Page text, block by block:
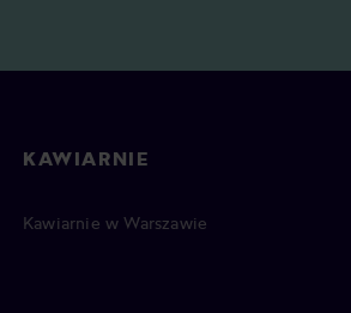
KAWIARNIE
Kawiarnie w Warszawie